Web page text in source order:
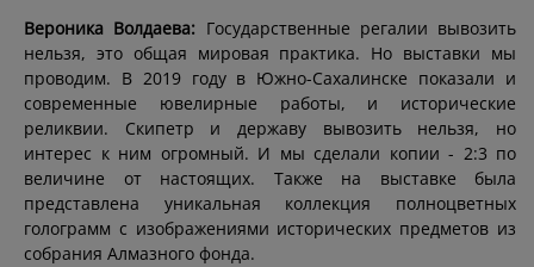
Вероника Волдаева: Государственные регалии вывозить
нельзя, это общая мировая практика. Но выставки мы
проводим. В 2019 году в Южно-Сахалинске показали и
современные ювелирные работы, и исторические
реликвии. Скипетр и державу вывозить нельзя, но
интерес к ним огромный. И мы сделали копии - 2:3 по
величине от настоящих. Также на выставке была
представлена уникальная коллекция полноцветных
голограмм с изображениями исторических предметов из
собрания Алмазного фонда.